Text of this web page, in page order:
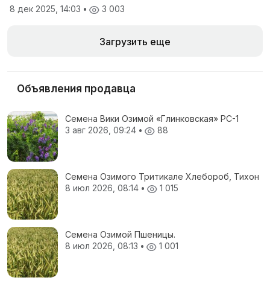
8 дек 2025, 14:03 • 3 003
Загрузить еще
Объявления продавца
Семена Вики Озимой «Глинковская» РС-1
3 авг 2026, 09:24 • 88
Семена Озимого Тритикале Хлебороб, Тихон
8 июл 2026, 08:14 • 1 015
Семена Озимой Пшеницы.
8 июл 2026, 08:13 • 1 001